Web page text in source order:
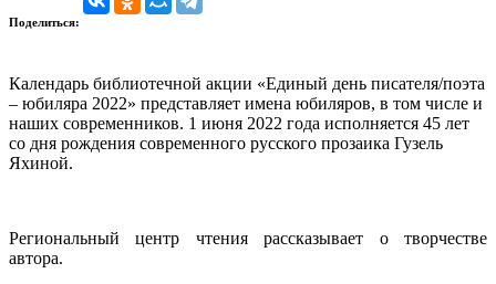
Поделиться:
Календарь библиотечной акции «Единый день писателя/поэта
– юбиляра 2022» представляет имена юбиляров, в том числе и
наших современников. 1 июня 2022 года исполняется 45 лет
со дня рождения современного русского прозаика Гузель
Яхиной.
Региональный центр чтения рассказывает о творчестве
автора.